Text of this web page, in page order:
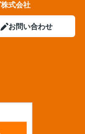
式会社
お問い合わせ